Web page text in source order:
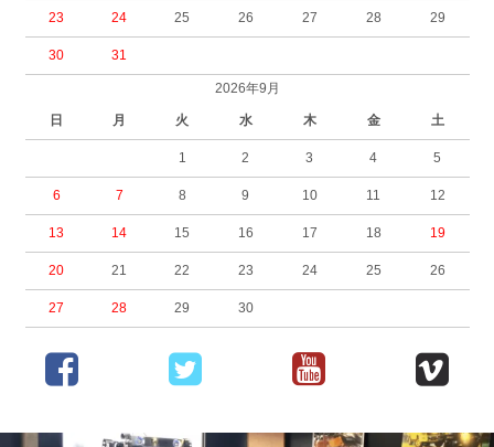
23 24 25 26 27 28 29
30 31
2026年9月
日 月 火 水 木 金 土
1 2 3 4 5
6 7 8 9 10 11 12
13 14 15 16 17 18 19
20 21 22 23 24 25 26
27 28 29 30